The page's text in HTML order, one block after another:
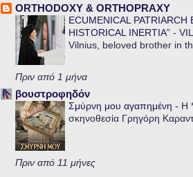
ORTHODOXY & ORTHOPRAXY
ECUMENICAL
HISTORICAL INERTIA” -
Vilnius, beloved brother in
Πριν από 1 μήνα
βουστροφηδόν
Σμύρνη μου αγαπημένη - Η
σκηνοθεσία Γρηγόρη
Πριν από 11 μήνες